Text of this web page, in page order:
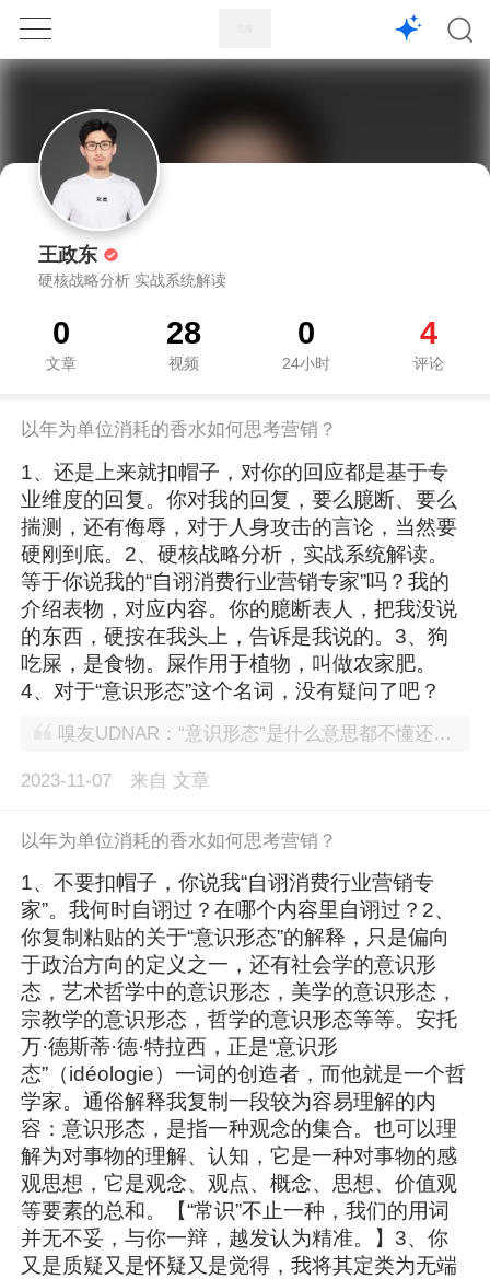
1X
王政东
硬核战略分析 实战系统解读
0
文章
28
视频
0
24小时
4
评论
以年为单位消耗的香水如何思考营销？
1、还是上来就扣帽子，对你的回应都是基于专
业维度的回复。你对我的回复，要么臆断、要么
揣测，还有侮辱，对于人身攻击的言论，当然要
硬刚到底。2、硬核战略分析，实战系统解读。
等于你说我的“自诩消费行业营销专家”吗？我的
介绍表物，对应内容。你的臆断表人，把我没说
的东西，硬按在我头上，告诉是我说的。3、狗
吃屎，是食物。屎作用于植物，叫做农家肥。
4、对于“意识形态”这个名词，没有疑问了吧？
嗅友UDNAR：“意识形态”是什么意思都不懂还搞营销咨询
2023-11-07 来自 文章
以年为单位消耗的香水如何思考营销？
1、不要扣帽子，你说我“自诩消费行业营销专
家”。我何时自诩过？在哪个内容里自诩过？2、
你复制粘贴的关于“意识形态”的解释，只是偏向
于政治方向的定义之一，还有社会学的意识形
态，艺术哲学中的意识形态，美学的意识形态，
宗教学的意识形态，哲学的意识形态等等。安托
万·德斯蒂·德·特拉西，正是“意识形
态”（idéologie）一词的创造者，而他就是一个哲
学家。通俗解释我复制一段较为容易理解的内
容：意识形态，是指一种观念的集合。也可以理
解为对事物的理解、认知，它是一种对事物的感
观思想，它是观念、观点、概念、思想、价值观
等要素的总和。【“常识”不止一种，我们的用词
并无不妥，与你一辩，越发认为精准。】3、你
又是质疑又是怀疑又是觉得，我将其定类为无端